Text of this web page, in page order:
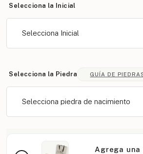
Selecciona la Inicial
Selecciona Inicial
Selecciona la Piedra GUÍA DE
Selecciona piedra de nacimiento
Agrega una